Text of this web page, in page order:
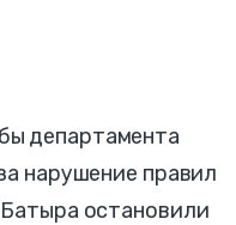
департамента
нарушение правил
остановили